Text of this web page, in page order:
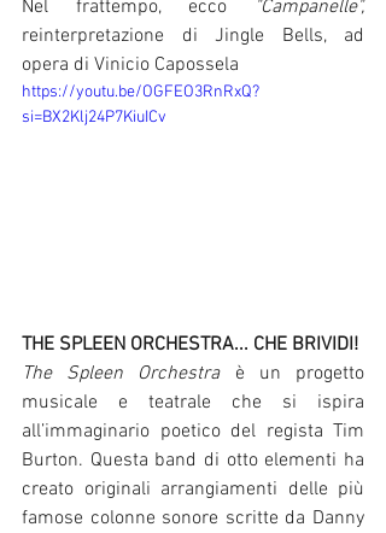
Nel frattempo, ecco
"Campanelle",
reinterpretazione di Jingle Bells, ad
opera di Vinicio Capossela
https://youtu.be/OGFEO3RnRxQ?
si=BX2Klj24P7KiuICv
THE SPLEEN ORCHESTRA... CHE BRIVIDI!
The Spleen Orchestra è un progetto
musicale e teatrale che si ispira
all’immaginario poetico del regista Tim
Burton. Questa band di otto elementi ha
creato originali arrangiamenti delle più
famose colonne sonore scritte da Danny